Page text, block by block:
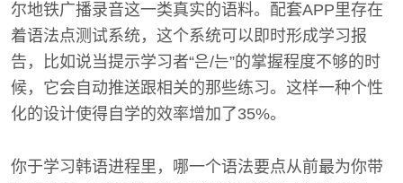
尔地铁广播录音这一类真实的语料。配套APP里存在
着语法点测试系统，这个系统可以即时形成学习报
告，比如说当提示学习者“은/는”的掌握程度不够的时
候，它会自动推送跟相关的那些练习。这样一种个性
化的设计使得自学的效率增加了35%。
你于学习韩语进程里，哪一个语法要点从前最为你带